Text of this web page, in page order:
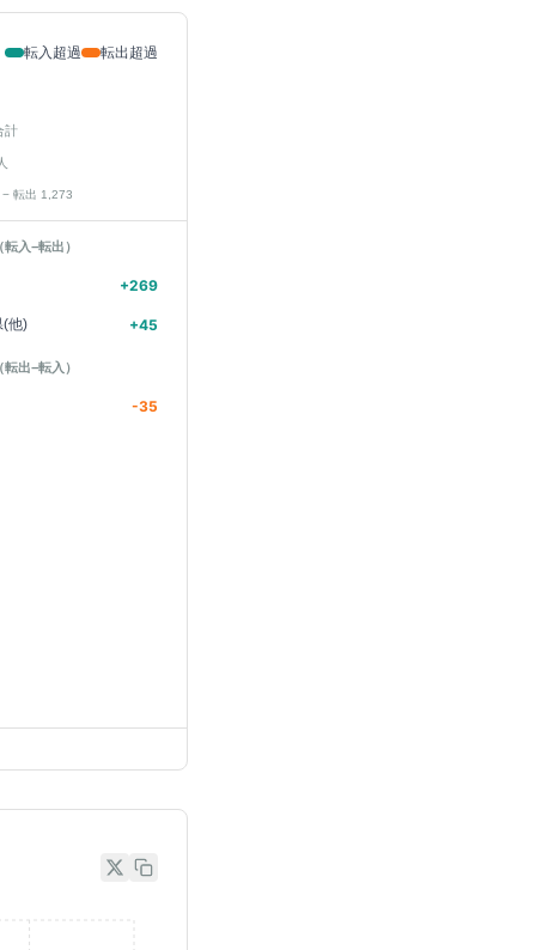
転入超過 転出超過
計
人
− 転出 1,273
入−転出）
+269
(他) +45
出−転入）
-35